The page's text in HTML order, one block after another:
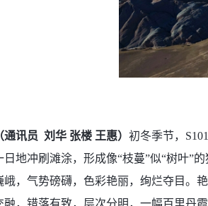
讯员 刘华 张楼 王惠） 初冬季节，
地冲刷滩涂，形成像“枝蔓”似“树叶”
峨，气势磅礴，色彩艳丽，绚烂夺目。
融，错落有致，层次分明，一幅百里丹